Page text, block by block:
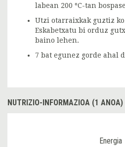
labean 200 ºC-tan
Utzi otarraixkak guztiz
Eskabetxatu bi orduz
baino lehen.
7 bat egunez gorde ahal
NUTRIZIO-INFORMAZIOA (1 ANOA)
Energia